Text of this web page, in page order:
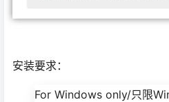
安装要求：
For Windows only/只限